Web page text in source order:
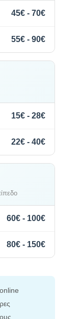
45€ - 70€
55€ - 90€
15€ - 28€
22€ - 40€
60€ - 100€
80€ - 150€